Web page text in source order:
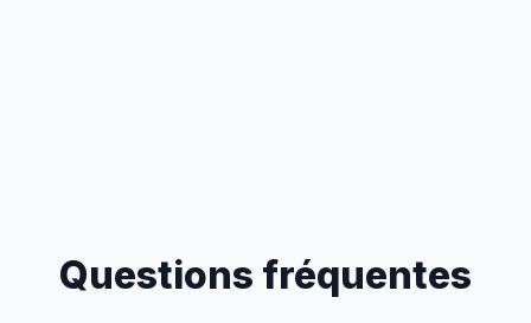
Questions fréquentes